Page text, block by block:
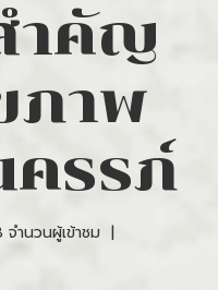
ำคัญ
ภาพ
ครรภ์
จำนวนผู้เข้าชม |